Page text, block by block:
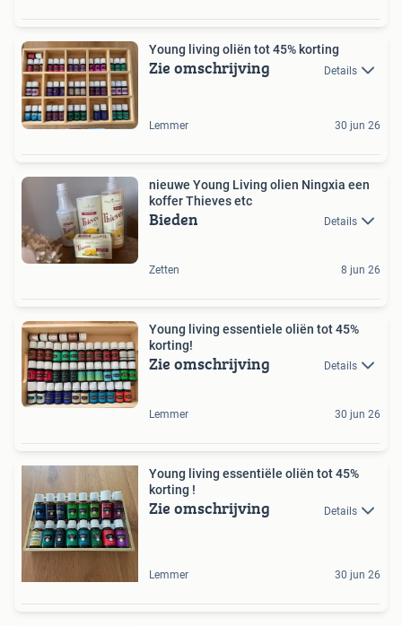
Young living oliën tot 45% korting
Zie omschrijving Details
Lemmer 30 jun 26
nieuwe Young Living olien Ningxia een
koffer Thieves etc
Bieden Details
Zetten 8 jun 26
Young living essentiele oliën tot 45%
korting!
Zie omschrijving Details
Lemmer 30 jun 26
Young living essentiële oliën tot 45%
korting !
Zie omschrijving Details
Lemmer 30 jun 26